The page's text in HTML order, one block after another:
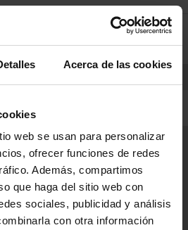
Acerca de las cookies
web se usan para personalizar
ofrecer funciones de redes
Además, compartimos
que haga del sitio web con
sociales, publicidad y análisis
con otra información
0
General
Contacto
Frequentes (FAQs)
Aviso Legal
Legales